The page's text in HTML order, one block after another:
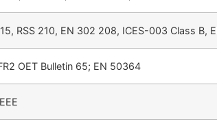
RSS 210, EN 302 208, ICES-003 Class B,
OET Bulletin 65; EN 50364